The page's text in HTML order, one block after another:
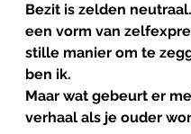
Bezit is zelden
een vorm van
stille manier om te
ben ik.
Maar wat gebeurt er
verhaal als je ouder